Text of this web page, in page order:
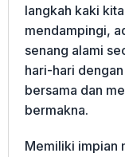
langkah kaki
mendampingi,
senang alami
hari-hari
bersama dan
bermakna.
Memiliki impian